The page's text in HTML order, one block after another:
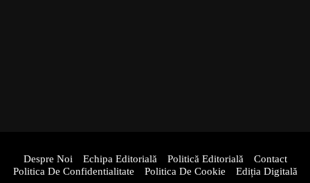
Despre Noi Echipa Editorială Politică Editorială
Contact
Politica De Confidentialitate
Politica De Cookie Ediția Digitală